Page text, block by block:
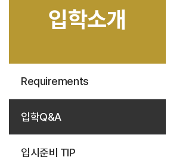
입학소개
Requirements
입학Q&A
입시준비 TIP